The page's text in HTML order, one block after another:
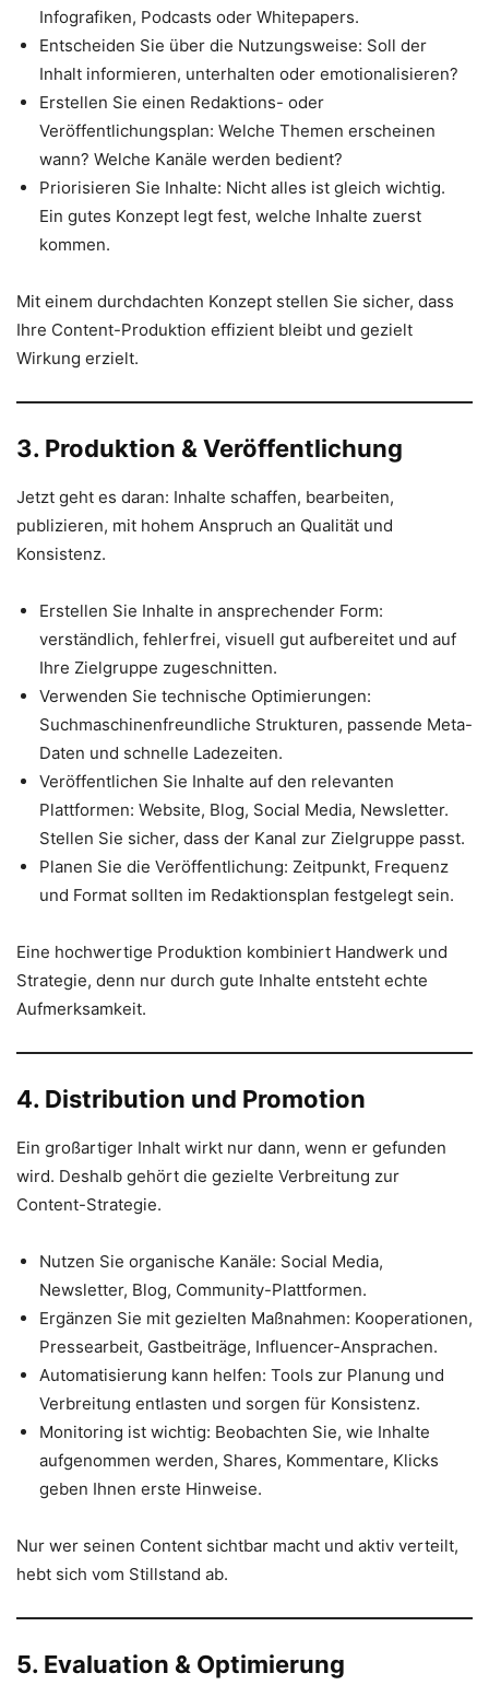
Infografiken, Podcasts oder Whitepapers.
Entscheiden Sie über die Nutzungsweise: Soll der
Inhalt informieren, unterhalten oder emotionalisieren?
Erstellen Sie einen Redaktions- oder
Veröffentlichungsplan: Welche Themen erscheinen
wann? Welche Kanäle werden bedient?
Priorisieren Sie Inhalte: Nicht alles ist gleich wichtig.
Ein gutes Konzept legt fest, welche Inhalte zuerst
kommen.
Mit einem durchdachten Konzept stellen Sie sicher, dass
Ihre Content-Produktion effizient bleibt und gezielt
Wirkung erzielt.
3. Produktion & Veröffentlichung
Jetzt geht es daran: Inhalte schaffen, bearbeiten,
publizieren, mit hohem Anspruch an Qualität und
Konsistenz.
Erstellen Sie Inhalte in ansprechender Form:
verständlich, fehlerfrei, visuell gut aufbereitet und auf
Ihre Zielgruppe zugeschnitten.
Verwenden Sie technische Optimierungen:
Suchmaschinenfreundliche Strukturen, passende Meta-
Daten und schnelle Ladezeiten.
Veröffentlichen Sie Inhalte auf den relevanten
Plattformen: Website, Blog, Social Media, Newsletter.
Stellen Sie sicher, dass der Kanal zur Zielgruppe passt.
Planen Sie die Veröffentlichung: Zeitpunkt, Frequenz
und Format sollten im Redaktionsplan festgelegt sein.
Eine hochwertige Produktion kombiniert Handwerk und
Strategie, denn nur durch gute Inhalte entsteht echte
Aufmerksamkeit.
4. Distribution und Promotion
Ein großartiger Inhalt wirkt nur dann, wenn er gefunden
wird. Deshalb gehört die gezielte Verbreitung zur
Content-Strategie.
Nutzen Sie organische Kanäle: Social Media,
Newsletter, Blog, Community-Plattformen.
Ergänzen Sie mit gezielten Maßnahmen: Kooperationen,
Pressearbeit, Gastbeiträge, Influencer-Ansprachen.
Automatisierung kann helfen: Tools zur Planung und
Verbreitung entlasten und sorgen für Konsistenz.
Monitoring ist wichtig: Beobachten Sie, wie Inhalte
aufgenommen werden, Shares, Kommentare, Klicks
geben Ihnen erste Hinweise.
Nur wer seinen Content sichtbar macht und aktiv verteilt,
hebt sich vom Stillstand ab.
5. Evaluation & Optimierung